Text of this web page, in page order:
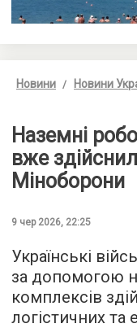
Новини Новини
Наземні
вже
Міноборони
9 чер 2026, 22:25
Українські
за допомогою
комплексів
логістичних та